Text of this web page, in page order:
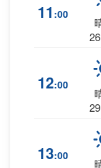
11 :00
12:00
13:00